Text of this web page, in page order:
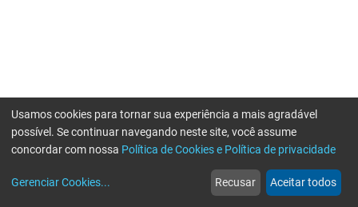
web
Notícias
more_horiz
Mais
Usamos cookies para tornar sua experiência a mais agradável
possível. Se continuar navegando neste site, você assume
concordar com nossa Política de Cookies e Política de privacidade
Gerenciar Cookies... Recusar Aceitar todos
Erro ao enviar informações, por favor tente novamente